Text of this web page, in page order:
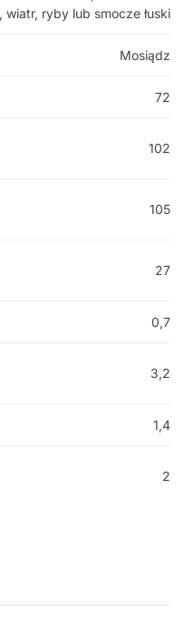
wiatr, ryby lub smocze łuski
Mosiądz
72
102
105
27
0,7
3,2
1,4
2